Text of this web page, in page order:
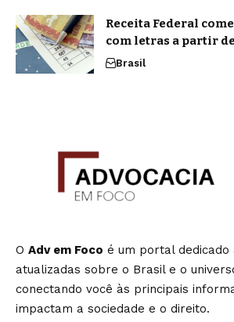
Receita Federal
com letras a partir
Brasil
O Adv em Foco é um portal
atualizadas sobre o Brasil e o
conectando você às principais
impactam a sociedade e o direito.